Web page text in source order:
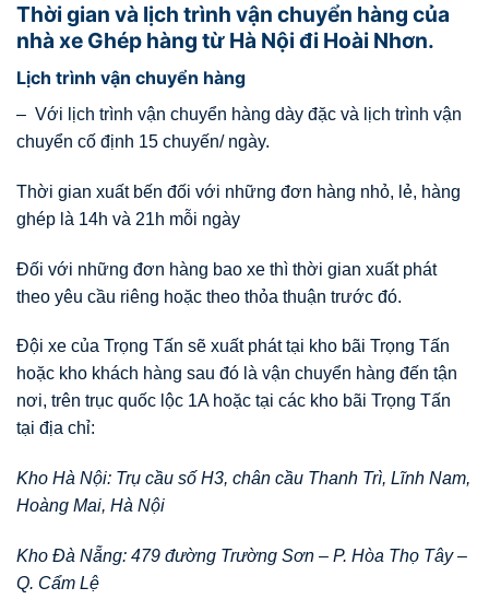
Thời gian và lịch trình vận chuyển hàng của
nhà xe Ghép hàng từ Hà Nội đi Hoài Nhơn.
Lịch trình vận chuyển hàng
– Với lịch trình vận chuyển hàng dày đặc và lịch trình vận
chuyển cố định 15 chuyến/ ngày.
Thời gian xuất bến đối với những đơn hàng nhỏ, lẻ, hàng
ghép là 14h và 21h mỗi ngày
Đối với những đơn hàng bao xe thì thời gian xuất phát
theo yêu cầu riêng hoặc theo thỏa thuận trước đó.
Đội xe của Trọng Tấn sẽ xuất phát tại kho bãi Trọng Tấn
hoặc kho khách hàng sau đó là vận chuyển hàng đến tận
nơi, trên trục quốc lộc 1A hoặc tại các kho bãi Trọng Tấn
tại địa chỉ:
Kho Hà Nội: Trụ cầu số H3, chân cầu Thanh Trì, Lĩnh Nam,
Hoàng Mai, Hà Nội
Kho Đà Nẵng: 479 đường Trường Sơn – P. Hòa Thọ Tây –
Q. Cẩm Lệ